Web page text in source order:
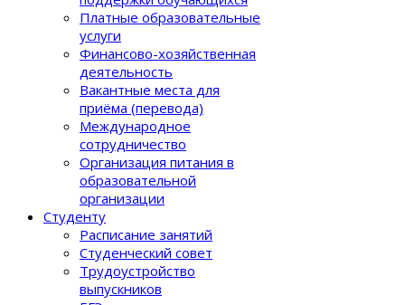
Платные образовательные
услуги
Финансово-хозяйственная
деятельность
Вакантные места для
приёма (перевода)
Международное
сотрудничество
Организация питания в
образовательной
организации
Студенту
Расписание занятий
Студенческий совет
Трудоустройство
выпускников